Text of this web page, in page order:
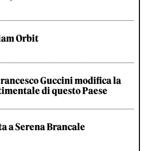
Orbit
Guccini modifica la
di questo Paese
a Serena Brancale